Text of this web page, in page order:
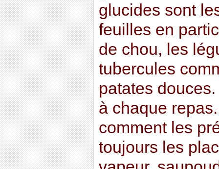
glucides sont
feuilles en
de chou, les
tubercules
patates
à chaque
comment les
toujours les